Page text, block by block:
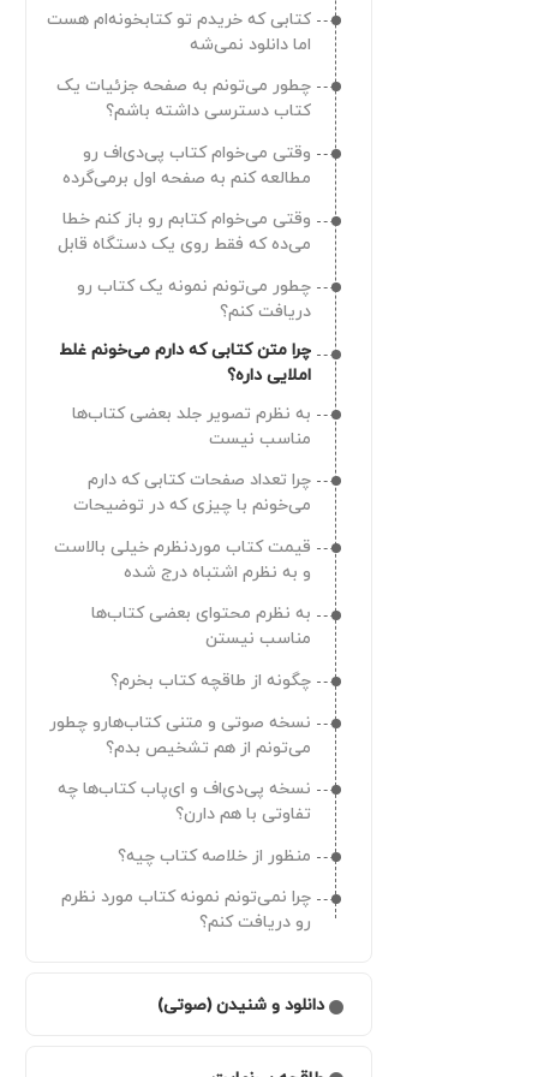
بدم؟
چطور می‌تونم اعلانات طاقچه رو
غیرفعال کنم؟
چطور می‌تونم به طاقچه اجازه
دسترسی به فایل‌های شخصی رو
بدم؟
الان به شماره موبایل/ایمیلی که
باهاش حساب ساختم دسترسی ندارم
میشه بهم دسترسی به حسابم رو
چقدر فرصت دارم تا از هدیه دعوت از
دوستان استفاده کنم؟
دوستم رو به طاقچه دعوت کردم
چطور می‌تونم از هدیه‌اش استفاده
کنم؟
دوستم رو به طاقچه دعوت کردم چه
زمانی هدیه‌ام رو می‌گیرم؟
داره؟
چرا با وجود اینکه دوستم رو به طاقچه
دعوت کردم هدیه‌ام رو نگرفتم؟
حسابم رو حذف کنم؟
طاقچه رو ببینم؟
چرا کتاب‌هایی که خریده بودم رو تو
کتابخونه‌ام نمی‌بینم؟
چرا نمی‌تونم شماره موبایل/ایمیلم رو
تو حساب کاربری‌ام ثبت کنم؟
تاریخچه‌ٔ پرداخت‌هام رو برای کتاب
الکترونیکی و صوتی کجا می‌تونم
ببینم؟
چه اطلاعاتی رو در صفحۀ «تاریخچۀ
پرداخت» می‌بینیم؟
آیا در بخش تاریخچهٔ پرداخت‌هام
اطلاعات همۀ موارد خریداری‌شده‌‌ رو
می‌تونم بینم؟
شناسۀ خرید چیست؟
«وضعیت» پرداخت‌ چیست؟
کیف پولم رو به مبلغ اشتباهی شارژ
کردم میشه بهم برگردونید؟
با وجود اینکه مبلغ از حسابم کسر شده
اما کیف پولم شارژ نشده
چطور می‌تونم متوجه بشم موجودی
کیف پولم چقدر هستش؟
چرا نمی‌تونم با اعتبار کیف پولم خرید
کنم؟
با اینکه مبلغ از حسابم کسر شده اما
خریدم موفق ثبت نشده
وقتی روی دکمه خرید می‌زنم به درگاه
منتقل نمی‌شم
چرا یک عنوان کتاب مشخص با
قیمت‌های مختلفی روی طاقچه قابل
دریافت هستش؟
چطور می‌تونم اعتبار طاقچه رو به
دوستم هدیه بدم؟
چطور اشتراک بی‌نهایت بخرم؟
به جای نسخه صوتی نسخه متنی
کتاب رو خریدم میشه برام تعویض
کنید؟
از خارج ایران هم امکان خرید از طاقچه
چرا سبد خرید ندارید؟
برنامه پیدا کنم؟
کتابی که خریدم تو کتابخونه‌ام هست
اما دانلود نمی‌شه
چطور می‌تونم به صفحه جزئیات یک
کتاب دسترسی داشته باشم؟
وقتی می‌خوام کتاب پی‌دی‌اف رو
مطالعه کنم به صفحه اول برمی‌گرده
وقتی می‌خوام کتابم رو باز کنم خطا
می‌ده که فقط روی یک دستگاه قابل
چطور می‌تونم نمونه یک کتاب رو
دریافت کنم؟
چرا متن کتابی که دارم می‌خونم غلط
املایی داره؟
به نظرم تصویر جلد بعضی کتاب‌ها
مناسب نیست
چرا تعداد صفحات کتابی که دارم
می‌خونم با چیزی که در توضیحات
قیمت کتاب موردنظرم خیلی بالاست
و به نظرم اشتباه درج شده
به نظرم محتوای بعضی کتاب‌ها
مناسب نیستن
چگونه از طاقچه کتاب بخرم؟
نسخه صوتی و متنی کتاب‌هارو چطور
می‌تونم از هم تشخیص بدم؟
نسخه پی‌دی‌اف و ای‌پاب کتاب‌ها چه
تفاوتی با هم دارن؟
منظور از خلاصه کتاب چیه؟
چرا نمی‌تونم نمونه کتاب مورد نظرم
رو دریافت کنم؟
دانلود و شنیدن (صوتی)